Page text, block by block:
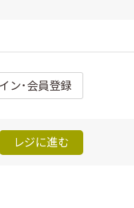
ン･会員登録
レジに進む